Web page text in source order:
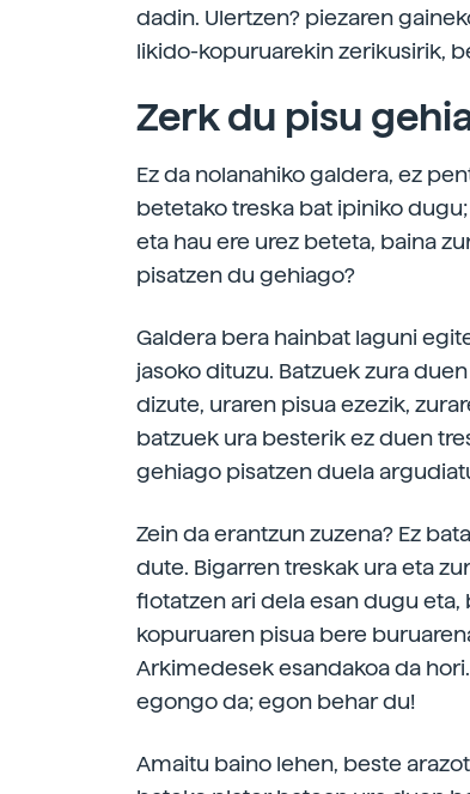
dadin. Ulertzen? piezaren
likido-kopuruarekin zerikusirik,
Zerk du pisu
Ez da nolanahiko galdera, ez
betetako treska bat ipiniko
eta hau ere urez beteta, baina
pisatzen du gehiago?
Galdera bera hainbat laguni
jasoko dituzu. Batzuek zura
dizute, uraren pisua ezezik,
batzuek ura besterik ez duen
gehiago pisatzen duela
Zein da erantzun zuzena? Ez
dute. Bigarren treskak ura eta
flotatzen ari dela esan dugu
kopuruaren pisua bere
Arkimedesek esandakoa da
egongo da; egon behar du!
Amaitu baino lehen, beste